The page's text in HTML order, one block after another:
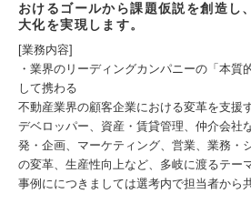
おけるゴールから課題仮説を創造し
大化を実現します。
[業務内容]
・業界のリーディングカンパニーの「本質
して携わる
不動産業界の顧客企業における変革を支援
デベロッパー、資産・賃貸管理、仲介会社
発・企画、マーケティング、営業、業務・
の変革、生産性向上など、多岐に渡るテー
事例ににつきましては選考内で担当者から